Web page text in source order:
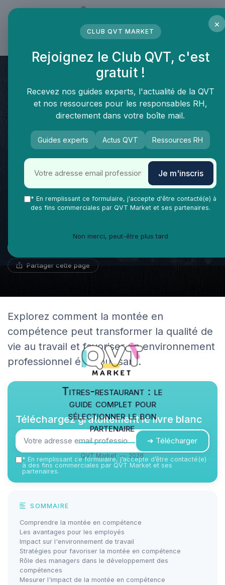
QVT Market Formation continue
Améliorer ses compétences
pour un meilleur bien-être au
Partager cette page
Explorez comment la montée en
compétence peut transformer la qualité de
vie au travail et favoriser un environnement
professionnel épanouissant.
Titres-restaurant : le
guide complet pour
sélectionner le bon
partenaire
QVT Market — 2026
Téléchargez gratuitement le livre blanc
➔ Télécharger
* En remplissant ce formulaire, j’accepte d’être contacté(e)
à des fins commerciales par QVT Market et ses
partenaires.
SOMMAIRE
Comprendre la montée en compétence
Les avantages pour les employés
Impact sur l'environnement de travail
Stratégies pour favoriser la montée en compétence
Rôle des managers dans le développement des
compétences
Mesurer l'impact de la montée en compétence
×
CLUB QVT MARKET
Rejoignez le Club QVT, c'est
gratuit !
Recevez nos guides experts, l'actualité de la QVT
et nos ressources pour les responsables RH,
directement dans votre boîte mail.
Guides experts Actus QVT Ressources RH
Je m'inscris
* En remplissant ce formulaire, j'accepte d'être contacté(e) à
des fins commerciales par QVT Market et ses partenaires.
Non merci, peut-être plus tard
Panneau de gestion des cookies